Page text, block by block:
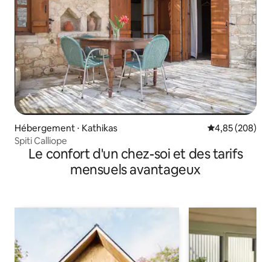
Hébergement ⋅ Kathikas Évaluation
4,85 (208)
Spiti Calliope
Le confort d'un chez-soi et des tarifs
mensuels avantageux